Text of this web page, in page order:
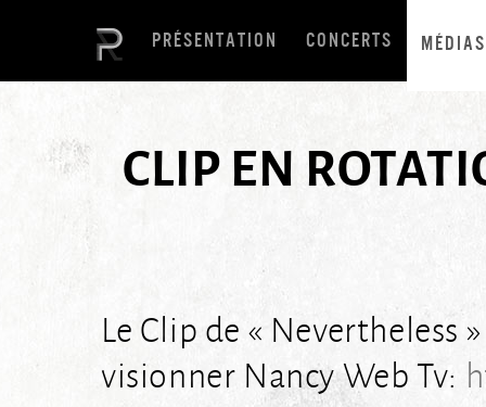
PRÉSENTATION CONCERTS MÉDIAS
CLIP EN
Le Clip de « Nevertheless
visionner Nancy Web Tv: